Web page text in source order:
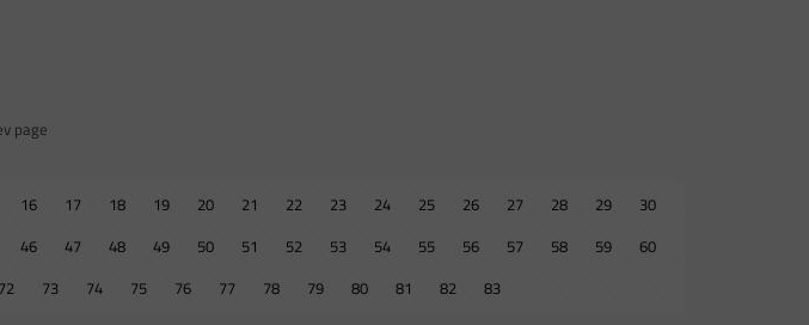
page
16 17 18 19 20 21 22 23 24 25 26 27 28 29
30
46 47 48 49 50 51 52 53 54 55 56 57 58 59
60
72 73 74 75 76 77 78 79 80 81 82 83